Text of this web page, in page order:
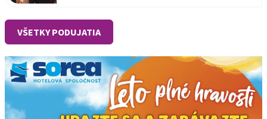
VŠETKY PODUJATIA